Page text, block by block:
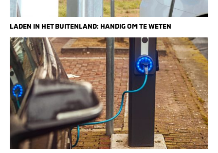
LADEN IN HET BUITENLAND: HANDIG OM TE WETEN